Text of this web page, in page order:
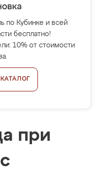
по Кубинке и всей
бесплатно!
10% от стоимости
при